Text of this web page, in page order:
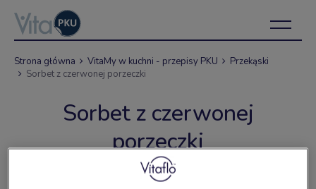
Strona główna VitaMy w kuchni - przepisy PKU
Przekąski
Sorbet z czerwonej porzeczki
Sorbet z czerwonej
porzeczki